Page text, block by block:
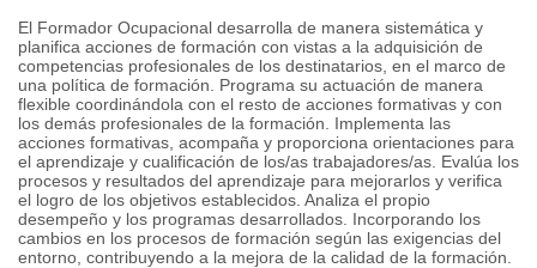
El Formador Ocupacional desarrolla de manera sistemática y
planifica acciones de formación con vistas a la adquisición de
competencias profesionales de los destinatarios, en el marco de
una política de formación. Programa su actuación de manera
flexible coordinándola con el resto de acciones formativas y con
los demás profesionales de la formación. Implementa las
acciones formativas, acompaña y proporciona orientaciones para
el aprendizaje y cualificación de los/as trabajadores/as. Evalúa los
procesos y resultados del aprendizaje para mejorarlos y verifica
el logro de los objetivos establecidos. Analiza el propio
desempeño y los programas desarrollados. Incorporando los
cambios en los procesos de formación según las exigencias del
entorno, contribuyendo a la mejora de la calidad de la formación.